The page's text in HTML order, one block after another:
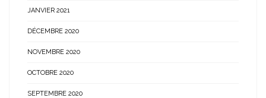
JANVIER 2021
DÉCEMBRE 2020
NOVEMBRE 2020
OCTOBRE 2020
SEPTEMBRE 2020